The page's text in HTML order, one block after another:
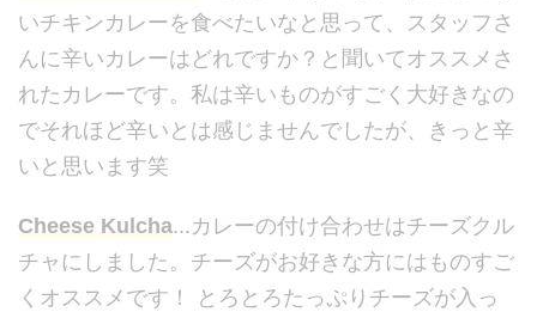
いチキンカレーを食べたいなと思って、スタッフさ
んに辛いカレーはどれですか？と聞いてオススメさ
れたカレーです。私は辛いものがすごく大好きなの
でそれほど辛いとは感じませんでしたが、きっと辛
いと思います笑
Cheese Kulcha...カレーの付け合わせはチーズクル
チャにしました。チーズがお好きな方にはものすご
くオススメです！ とろとろたっぷりチーズが入っ